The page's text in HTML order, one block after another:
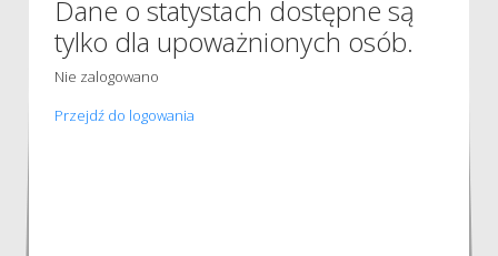
Dane o statystach dostępne są
tylko dla upoważnionych osób.
Nie zalogowano
Przejdź do logowania